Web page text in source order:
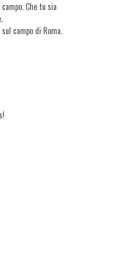
Che tu sia
campo di Roma.